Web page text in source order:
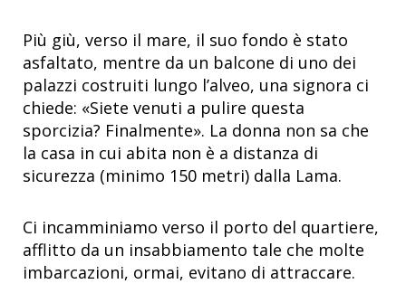
Più giù, verso il mare, il suo fondo è stato
asfaltato, mentre da un balcone di uno dei
palazzi costruiti lungo l’alveo, una signora ci
chiede: «Siete venuti a pulire questa
sporcizia? Finalmente». La donna non sa che
la casa in cui abita non è a distanza di
sicurezza (minimo 150 metri) dalla Lama.
Ci incamminiamo verso il porto del quartiere,
afflitto da un insabbiamento tale che molte
imbarcazioni, ormai, evitano di attraccare.